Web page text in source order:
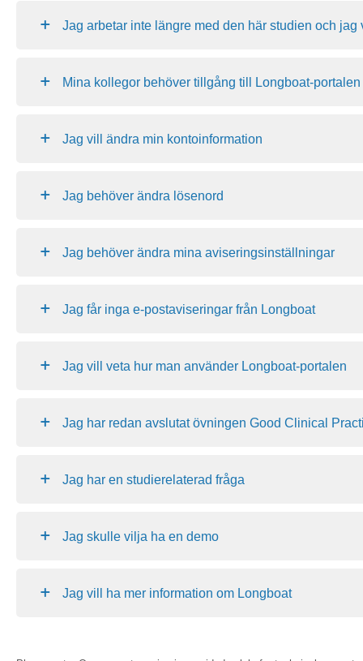
Jag arbetar inte längre med den här studien och
Mina kollegor behöver tillgång till Longboat-portalen
Jag vill ändra min kontoinformation
Jag behöver ändra lösenord
Jag behöver ändra mina aviseringsinställningar
Jag får inga e-postaviseringar från Longboat
Jag vill veta hur man använder Longboat-portalen
Jag har redan avslutat övningen Good Clinical
Jag har en studierelaterad fråga
Jag skulle vilja ha en demo
Jag vill ha mer information om Longboat